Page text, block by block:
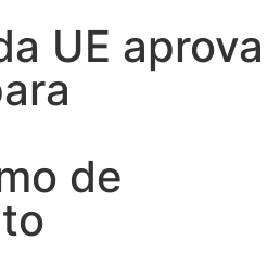
UE aprova
de